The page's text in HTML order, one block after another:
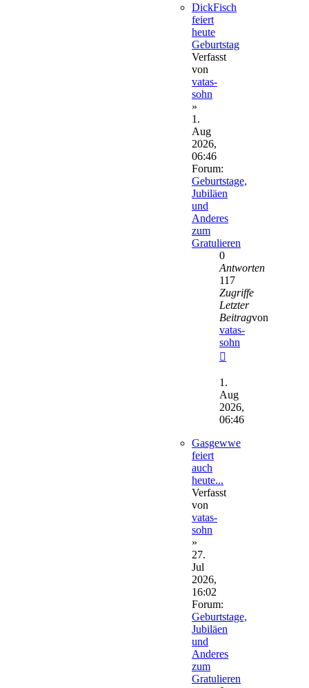
DickFisch
feiert
heute
Geburtstag
Verfasst
von
vatas-
sohn
»
1.
Aug
2026,
06:46
Forum:
Geburtstage,
Jubiläen
und
Anderes
zum
Gratulieren
0
Antworten
117
Zugriffe
Letzter
Beitragvon
vatas-
sohn
Beitrag
1.
Aug
2026,
06:46
Gasgewwe
feiert
auch
heute...
Verfasst
von
vatas-
sohn
»
27.
Jul
2026,
16:02
Forum:
Geburtstage,
Jubiläen
und
Anderes
zum
Gratulieren